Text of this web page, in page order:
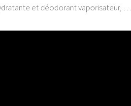
et déodorant vaporisateur, …